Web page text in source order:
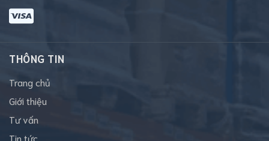
THÔNG TIN
Trang chủ
Giới thiệu
Tư vấn
Tin tức